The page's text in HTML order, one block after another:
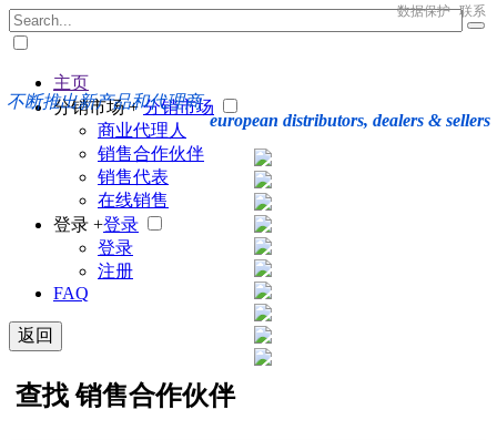
不断推出新产品和代理商
european distributors, dealers & sellers
数据保护 联系
主页
分销市场 + 分销市场
商业代理人
销售合作伙伴
销售代表
在线销售
登录 +登录
登录
注册
FAQ
返回
查找 销售合作伙伴